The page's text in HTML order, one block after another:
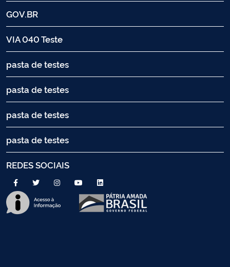
GOV.BR
VIA 040 Teste
pasta de testes
pasta de testes
pasta de testes
pasta de testes
REDES SOCIAIS